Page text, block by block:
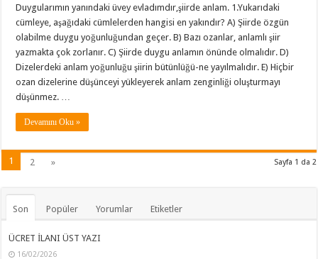
Duygularımın yanındaki üvey evladımdır,şiirde anlam. 1.Yukarıdaki
cümleye, aşağıdaki cümlelerden hangisi en yakındır? A) Şiirde özgün
olabilme duygu yoğunluğundan geçer. B) Bazı ozanlar, anlamlı şiir
yazmakta çok zorlanır. C) Şiirde duygu anlamın önünde olmalıdır. D)
Dizelerdeki anlam yoğunluğu şiirin bütünlüğü-ne yayılmalıdır. E) Hiçbir
ozan dizelerine düşünceyi yükleyerek anlam zenginliği oluşturmayı
düşünmez. …
Devamını Oku »
Sayfa 1 da 2
1 2 »
Son Popüler Yorumlar Etiketler
ÜCRET İLANI ÜST YAZI
16/02/2026